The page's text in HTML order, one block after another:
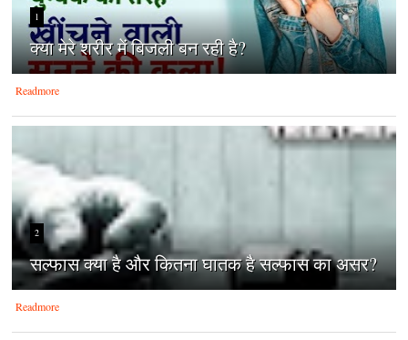
1
क्‍या मेरे शरीर में बिजली बन रही है?
Readmore
2
सल्फास क्या है और कितना घातक है सल्फास का असर?
Readmore